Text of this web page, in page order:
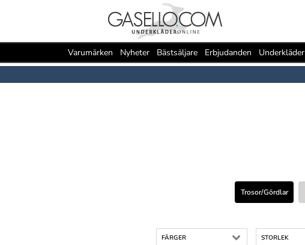
Varumärken Nyheter Bästsäljare Erbjudanden Underkläder
Trosor/gördlar
FÄRGER STORLEK